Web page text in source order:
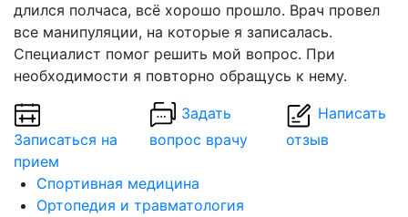
длился полчаса, всё хорошо прошло. Врач провел
все манипуляции, на которые я записалась.
Специалист помог решить мой вопрос. При
необходимости я повторно обращусь к нему.
Записаться на
прием
Задать
вопрос врачу
Написать
отзыв
Спортивная медицина
Ортопедия и травматология